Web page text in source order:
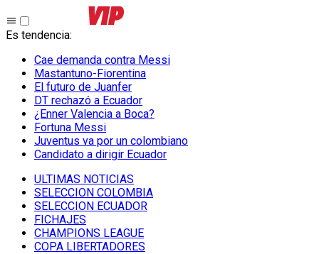
Es tendencia:
Cae demanda contra Messi
Mastantuno-Fiorentina
El futuro de Juanfer
DT rechazó a Ecuador
¿Enner Valencia a Boca?
Fortuna Messi
Juventus va por un colombiano
Candidato a dirigir Ecuador
ULTIMAS NOTICIAS
SELECCION COLOMBIA
SELECCION ECUADOR
FICHAJES
CHAMPIONS LEAGUE
COPA LIBERTADORES